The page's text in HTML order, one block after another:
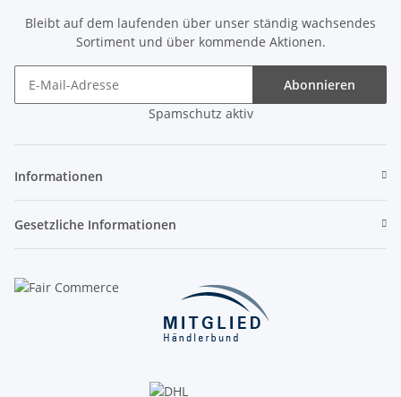
Bleibt auf dem laufenden über unser ständig wachsendes
Sortiment und über kommende Aktionen.
Abonnieren
Spamschutz aktiv
Informationen
Gesetzliche Informationen